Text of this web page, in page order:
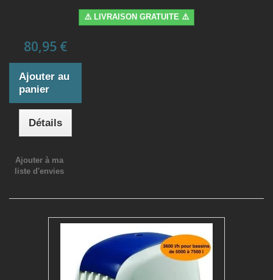
⚠️ LIVRAISON GRATUITE ⚠️
80,95 €
Ajouter au
panier
Détails
Ajouter à ma
liste d'envies